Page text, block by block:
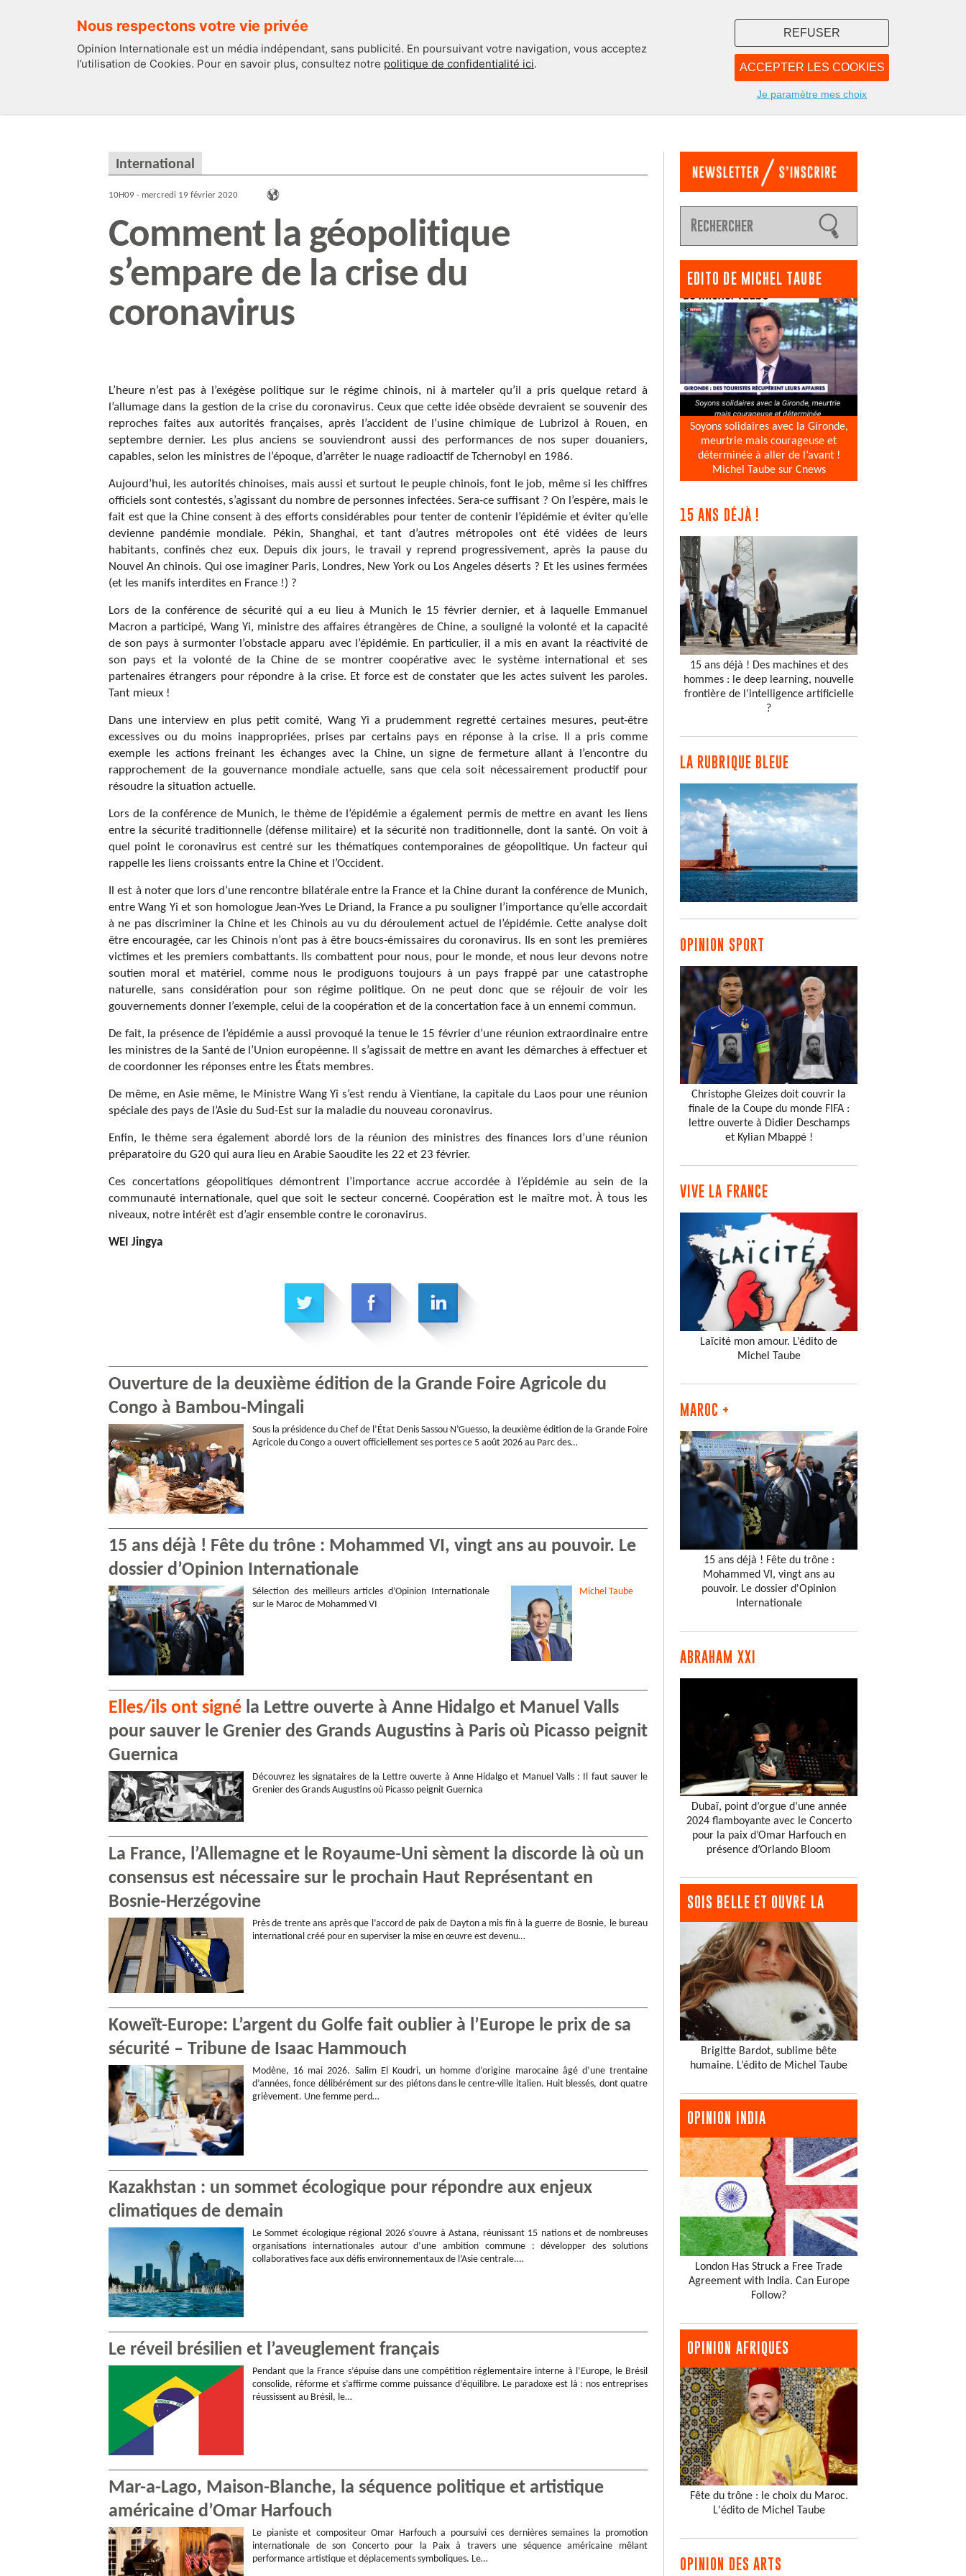
Nous respectons votre vie privée
Opinion Internationale est un média indépendant, sans publicité. En poursuivant votre navigation, vous acceptez
l’utilisation de Cookies. Pour en savoir plus, consultez notre politique de confidentialité ici. ACCEPTER LES COOKIES
REFUSER
Je paramètre mes choix
NOUS
International
10H09 - mercredi 19 février 2020
Comment la géopolitique
s’empare de la crise du
coronavirus
L’heure n’est pas à l’exégèse politique sur le régime chinois, ni à marteler qu’il a pris quelque retard à
l’allumage dans la gestion de la crise du coronavirus. Ceux que cette idée obsède devraient se souvenir des
reproches faites aux autorités françaises, après l’accident de l’usine chimique de Lubrizol à Rouen, en
septembre dernier. Les plus anciens se souviendront aussi des performances de nos super douaniers,
capables, selon les ministres de l’époque, d’arrêter le nuage radioactif de Tchernobyl en 1986.
Aujourd’hui, les autorités chinoises, mais aussi et surtout le peuple chinois, font le job, même si les chiffres
officiels sont contestés, s’agissant du nombre de personnes infectées. Sera-ce suffisant ? On l’espère, mais le
fait est que la Chine consent à des efforts considérables pour tenter de contenir l’épidémie et éviter qu’elle
devienne pandémie mondiale. Pékin, Shanghai, et tant d’autres métropoles ont été vidées de leurs
habitants, confinés chez eux. Depuis dix jours, le travail y reprend progressivement, après la pause du
Nouvel An chinois. Qui ose imaginer Paris, Londres, New York ou Los Angeles déserts ? Et les usines fermées
(et les manifs interdites en France !) ?
Lors de la conférence de sécurité qui a eu lieu à Munich le 15 février dernier, et à laquelle Emmanuel
Macron a participé, Wang Yi, ministre des affaires étrangères de Chine, a souligné la volonté et la capacité
de son pays à surmonter l’obstacle apparu avec l’épidémie. En particulier, il a mis en avant la réactivité de
son pays et la volonté de la Chine de se montrer coopérative avec le système international et ses
partenaires étrangers pour répondre à la crise. Et force est de constater que les actes suivent les paroles.
Tant mieux !
Dans une interview en plus petit comité, Wang Yi a prudemment regretté certaines mesures, peut-être
excessives ou du moins inappropriées, prises par certains pays en réponse à la crise. Il a pris comme
exemple les actions freinant les échanges avec la Chine, un signe de fermeture allant à l’encontre du
rapprochement de la gouvernance mondiale actuelle, sans que cela soit nécessairement productif pour
résoudre la situation actuelle.
Lors de la conférence de Munich, le thème de l’épidémie a également permis de mettre en avant les liens
entre la sécurité traditionnelle (défense militaire) et la sécurité non traditionnelle, dont la santé. On voit à
quel point le coronavirus est centré sur les thématiques contemporaines de géopolitique. Un facteur qui
rappelle les liens croissants entre la Chine et l’Occident.
Il est à noter que lors d’une rencontre bilatérale entre la France et la Chine durant la conférence de Munich,
entre Wang Yi et son homologue Jean-Yves Le Driand, la France a pu souligner l’importance qu’elle accordait
à ne pas discriminer la Chine et les Chinois au vu du déroulement actuel de l’épidémie. Cette analyse doit
être encouragée, car les Chinois n’ont pas à être boucs-émissaires du coronavirus. Ils en sont les premières
victimes et les premiers combattants. Ils combattent pour nous, pour le monde, et nous leur devons notre
soutien moral et matériel, comme nous le prodiguons toujours à un pays frappé par une catastrophe
naturelle, sans considération pour son régime politique. On ne peut donc que se réjouir de voir les
gouvernements donner l’exemple, celui de la coopération et de la concertation face à un ennemi commun.
De fait, la présence de l’épidémie a aussi provoqué la tenue le 15 février d’une réunion extraordinaire entre
les ministres de la Santé de l’Union européenne. Il s’agissait de mettre en avant les démarches à effectuer et
de coordonner les réponses entre les États membres.
De même, en Asie même, le Ministre Wang Yi s’est rendu à Vientiane, la capitale du Laos pour une réunion
spéciale des pays de l’Asie du Sud-Est sur la maladie du nouveau coronavirus.
Enfin, le thème sera également abordé lors de la réunion des ministres des finances lors d’une réunion
préparatoire du G20 qui aura lieu en Arabie Saoudite les 22 et 23 février.
Ces concertations géopolitiques démontrent l’importance accrue accordée à l’épidémie au sein de la
communauté internationale, quel que soit le secteur concerné. Coopération est le maître mot. À tous les
niveaux, notre intérêt est d’agir ensemble contre le coronavirus.
WEI Jingya
Ouverture de la deuxième édition de la Grande Foire Agricole du
Congo à Bambou-Mingali
Sous la présidence du Chef de l’État Denis Sassou N’Guesso, la deuxième édition de la Grande Foire
Agricole du Congo a ouvert officiellement ses portes ce 5 août 2026 au Parc des…
15 ans déjà ! Fête du trône : Mohammed VI, vingt ans au pouvoir. Le
dossier d’Opinion Internationale
Sélection des meilleurs articles d’Opinion Internationale
sur le Maroc de Mohammed VI
Michel Taube
Elles/ils ont signé la Lettre ouverte à Anne Hidalgo et Manuel Valls
pour sauver le Grenier des Grands Augustins à Paris où Picasso peignit
Guernica
Découvrez les signataires de la Lettre ouverte à Anne Hidalgo et Manuel Valls : Il faut sauver le
Grenier des Grands Augustins où Picasso peignit Guernica
La France, l’Allemagne et le Royaume-Uni sèment la discorde là où un
consensus est nécessaire sur le prochain Haut Représentant en
Bosnie-Herzégovine
Près de trente ans après que l’accord de paix de Dayton a mis fin à la guerre de Bosnie, le bureau
international créé pour en superviser la mise en œuvre est devenu…
Koweït-Europe: L’argent du Golfe fait oublier à l’Europe le prix de sa
sécurité – Tribune de Isaac Hammouch
Modène, 16 mai 2026. Salim El Koudri, un homme d’origine marocaine âgé d’une trentaine
d’années, fonce délibérément sur des piétons dans le centre-ville italien. Huit blessés, dont quatre
grièvement. Une femme perd…
Kazakhstan : un sommet écologique pour répondre aux enjeux
climatiques de demain
Le Sommet écologique régional 2026 s’ouvre à Astana, réunissant 15 nations et de nombreuses
organisations internationales autour d’une ambition commune : développer des solutions
collaboratives face aux défis environnementaux de l’Asie centrale.…
Le réveil brésilien et l’aveuglement français
Pendant que la France s’épuise dans une compétition réglementaire interne à l’Europe, le Brésil
consolide, réforme et s’affirme comme puissance d’équilibre. Le paradoxe est là : nos entreprises
réussissent au Brésil, le…
Mar-a-Lago, Maison-Blanche, la séquence politique et artistique
américaine d’Omar Harfouch
Le pianiste et compositeur Omar Harfouch a poursuivi ces dernières semaines la promotion
internationale de son Concerto pour la Paix à travers une séquence américaine mêlant
performance artistique et déplacements symboliques. Le…
EDITO DE MICHEL TAUBE
Soyons solidaires avec la Gironde,
meurtrie mais courageuse et
déterminée à aller de l’avant !
Michel Taube sur Cnews
15 ANS DÉJÀ !
15 ans déjà ! Des machines et des
hommes : le deep learning, nouvelle
frontière de l’intelligence artificielle
?
LA RUBRIQUE BLEUE
OPINION SPORT
Christophe Gleizes doit couvrir la
finale de la Coupe du monde FIFA :
lettre ouverte à Didier Deschamps
et Kylian Mbappé !
VIVE LA FRANCE
Laïcité mon amour. L’édito de
Michel Taube
MAROC +
15 ans déjà ! Fête du trône :
Mohammed VI, vingt ans au
pouvoir. Le dossier d'Opinion
Internationale
ABRAHAM XXI
Dubaï, point d’orgue d’une année
2024 flamboyante avec le Concerto
pour la paix d’Omar Harfouch en
présence d’Orlando Bloom
SOIS BELLE ET OUVRE LA
Brigitte Bardot, sublime bête
humaine. L’édito de Michel Taube
OPINION INDIA
London Has Struck a Free Trade
Agreement with India. Can Europe
Follow?
OPINION AFRIQUES
Fête du trône : le choix du Maroc.
L'édito de Michel Taube
OPINION DES ARTS